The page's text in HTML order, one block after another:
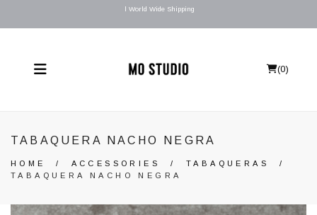
l World Wide Shipping
(0)
TABAQUERA NACHO NEGRA
HOME / ACCESSORIES /TABAQUERAS
/
TABAQUERA NACHO NEGRA